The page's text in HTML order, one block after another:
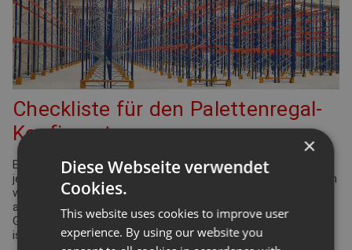
Checkliste für den Palettenregal-
Konfigurator
Bei der Planung Ihrer Regalanlage für Palettenregale gibt es
jede Menge Punkte zu überprüfen und einzuhalten. Viele davon
werden durch die Arbeitsstättenverordnung geregelt. Aber
auch Ergonomie und Effizienz spielen eine bedeutende Rolle.
Gleiches gilt für die Funktionsdefinition des Lagers: Wie hoch
ist der Warenumschlag? Wie groß ist die Produktvielfalt?
×
Diese Webseite verwendet
Cookies.
This website uses cookies to improve user
experience. By using our website you